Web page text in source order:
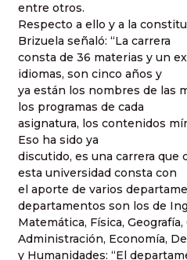
entre otros.
Respecto a ello y a la
Brizuela señaló: “La carrera
consta de 36 materias y un
idiomas, son cinco años y
ya están los nombres de las
los programas de cada
asignatura, los contenidos
Eso ha sido ya
discutido, es una carrera que
esta universidad consta con
el aporte de varios
departamentos son los de
Matemática, Física,
Administración, Economía,
y Humanidades: “El